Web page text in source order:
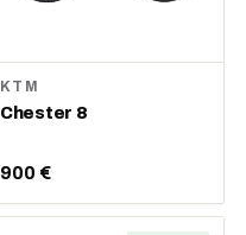
KTM
Chester 8
900 €